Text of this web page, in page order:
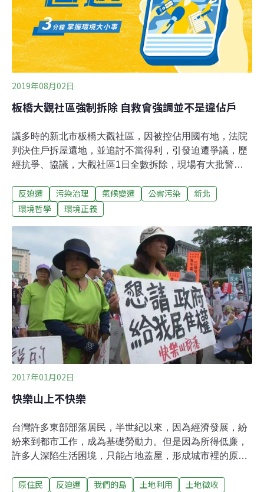
Khan）等行政區的崗卡章森林正式列為世界襲產。
UNESCO指出，位於喜馬拉
2019年08月02日
板橋大觀社區強制拆除 自救會強調並不是違佔戶
議多時的新北市板橋大觀社區，因被控佔用國有地，法院
判決住戶拆屋還地，並追討不當得利，引發迫遷爭議，歷
經抗爭、協議，大觀社區1日全數拆除，現場有大批警力
位給社區長者使用。大觀事件自救會表示，今年3月時退
輔會「好心」地開啟協商，讓居民不得不簽下「同意點
的免除、10萬元的救助金、3個月的搬遷期間及尚未研擬
出來的「安置方案」。大觀事件自救會強調，「我們不是
違佔戶」，未來將持續推動去除違佔污名、改革國有土地
政策，並以不同方式開會討論議題、製作攝影集，支撐與
陪伴被迫分散各地的居民。
反迫遷 污染治理 氣候變遷 公害污染
新北
環境哲學
環境正義
2017年01月02日
快樂山上不快樂
台灣許多東部部落居民，半世紀以來，因為經濟發展，紛
紛來到都市工作，成為基礎勞動力。但是因為所得低廉，
許多人深陷生活困境，只能占地蓋屋，形成城市裡的原住
有土地，陸續拆除占居國有地的房舍，讓許多城市部落深
原住民 反迫遷 我們的島 土地利用
土地徵收